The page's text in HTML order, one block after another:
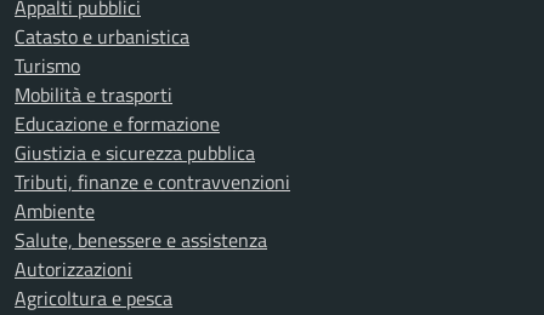
Appalti pubblici
Catasto e urbanistica
Turismo
Mobilità e trasporti
Educazione e formazione
Giustizia e sicurezza pubblica
Tributi, finanze e contravvenzioni
Ambiente
Salute, benessere e assistenza
Autorizzazioni
Agricoltura e pesca